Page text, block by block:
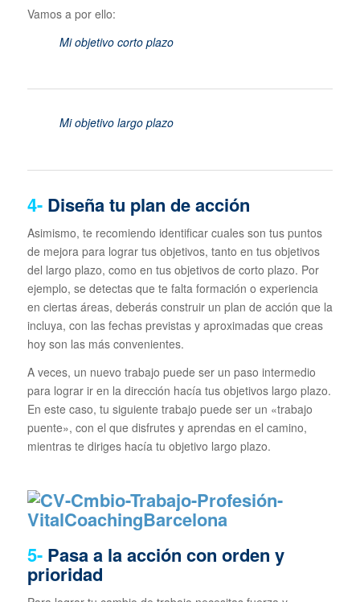
Vamos a por ello:
Mi objetivo corto plazo
Mi objetivo largo plazo
4- Diseña tu plan de acción
Asimismo, te recomiendo identificar cuales son tus puntos
de mejora para lograr tus objetivos, tanto en tus objetivos
del largo plazo, como en tus objetivos de corto plazo. Por
ejemplo, se detectas que te falta formación o experiencia
en ciertas áreas, deberás construir un plan de acción que la
incluya, con las fechas previstas y aproximadas que creas
hoy son las más convenientes.
A veces, un nuevo trabajo puede ser un paso intermedio
para lograr ir en la dirección hacía tus objetivos largo plazo.
En este caso, tu siguiente trabajo puede ser un «trabajo
puente», con el que disfrutes y aprendas en el camino,
mientras te diriges hacía tu objetivo largo plazo.
5- Pasa a la acción con orden y
prioridad